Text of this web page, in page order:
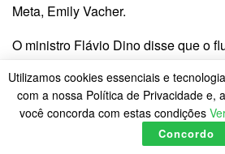
Meta, Emily Vacher.
O ministro Flávio Dino disse que o
análises de risco feitas pelas
Pública dos estados e repassadas
um fluxo em que as delegacias dos
à Senasp, no caso ao Laboratório
Utilizamos cookies essenciais e
com a nossa Política de Privacidade e,
você concorda com estas condições
Concordo